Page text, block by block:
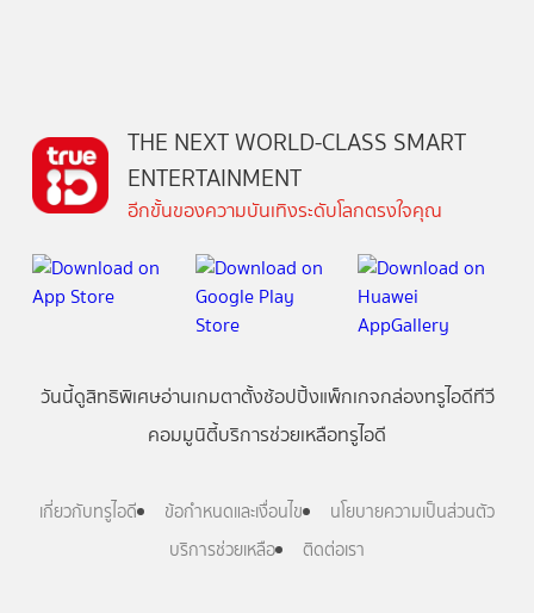
THE NEXT WORLD-CLASS SMART
ENTERTAINMENT
อีกขั้นของความบันเทิงระดับโลกตรงใจคุณ
วันนี้ดูสิทธิพิเศษอ่านเกมตาตั้งช้อปปิ้งแพ็กเกจกล่องทรูไอดีทีวี
คอมมูนิตี้บริการช่วยเหลือทรูไอดี
เกี่ยวกับทรูไอดี ข้อกำหนดและเงื่อนไข
นโยบายความเป็นส่วนตัว
บริการช่วยเหลือ
ติดต่อเรา